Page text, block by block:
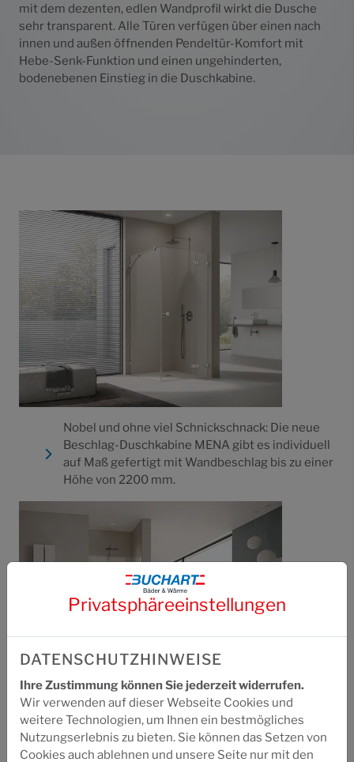
mit dem dezenten, edlen Wandprofil wirkt die Dusche
sehr transparent. Alle Türen verfügen über einen nach
innen und außen öffnenden Pendeltür-Komfort mit
Hebe-Senk-Funktion und einen ungehinderten,
bodenebenen Einstieg in die Duschkabine.
Nobel und ohne viel Schnickschnack: Die neue
Beschlag-Duschkabine MENA gibt es individuell
auf Maß gefertigt mit Wandbeschlag bis zu einer
Höhe von 2200 mm.
Wer sich etwas mehr Rahmen wünscht, für den
gibt es MENA auch als teilgerahmte Version mit
Wandprofil in allen gängigen Serienmodellen mit
Privatsphäre­einstellungen
DATENSCHUTZHINWEISE
Ihre Zustimmung können Sie jederzeit widerrufen.
Wir verwenden auf dieser Webseite Cookies und
weitere Technologien, um Ihnen ein bestmögliches
Nutzungserlebnis zu bieten. Sie können das Setzen von
Cookies auch ablehnen und unsere Seite nur mit den